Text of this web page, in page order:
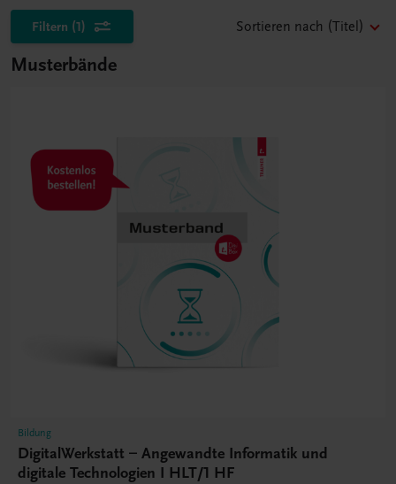
Filtern (1) Sortieren nach (Titel)
Musterbände
Bildung
DigitalWerkstatt – Angewandte Informatik und
digitale Technologien I HLT/1 HF